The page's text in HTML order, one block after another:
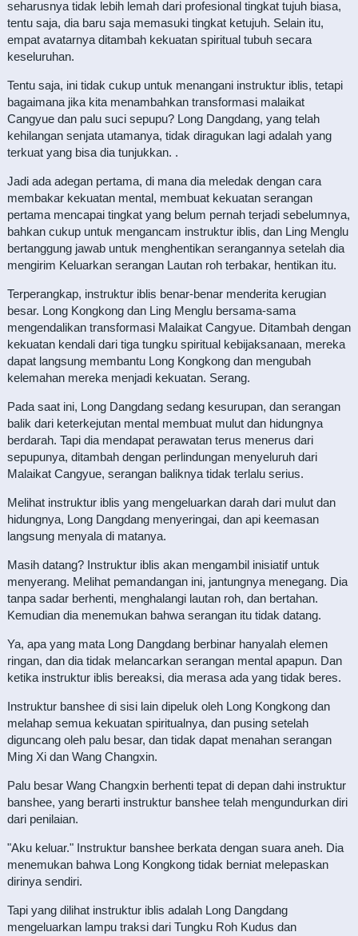
seharusnya tidak lebih lemah dari profesional tingkat tujuh biasa,
tentu saja, dia baru saja memasuki tingkat ketujuh. Selain itu,
empat avatarnya ditambah kekuatan spiritual tubuh secara
keseluruhan.
Tentu saja, ini tidak cukup untuk menangani instruktur iblis, tetapi
bagaimana jika kita menambahkan transformasi malaikat
Cangyue dan palu suci sepupu? Long Dangdang, yang telah
kehilangan senjata utamanya, tidak diragukan lagi adalah yang
terkuat yang bisa dia tunjukkan. .
Jadi ada adegan pertama, di mana dia meledak dengan cara
membakar kekuatan mental, membuat kekuatan serangan
pertama mencapai tingkat yang belum pernah terjadi sebelumnya,
bahkan cukup untuk mengancam instruktur iblis, dan Ling Menglu
bertanggung jawab untuk menghentikan serangannya setelah dia
mengirim Keluarkan serangan Lautan roh terbakar, hentikan itu.
Terperangkap, instruktur iblis benar-benar menderita kerugian
besar. Long Kongkong dan Ling Menglu bersama-sama
mengendalikan transformasi Malaikat Cangyue. Ditambah dengan
kekuatan kendali dari tiga tungku spiritual kebijaksanaan, mereka
dapat langsung membantu Long Kongkong dan mengubah
kelemahan mereka menjadi kekuatan. Serang.
Pada saat ini, Long Dangdang sedang kesurupan, dan serangan
balik dari keterkejutan mental membuat mulut dan hidungnya
berdarah. Tapi dia mendapat perawatan terus menerus dari
sepupunya, ditambah dengan perlindungan menyeluruh dari
Malaikat Cangyue, serangan baliknya tidak terlalu serius.
Melihat instruktur iblis yang mengeluarkan darah dari mulut dan
hidungnya, Long Dangdang menyeringai, dan api keemasan
langsung menyala di matanya.
Masih datang? Instruktur iblis akan mengambil inisiatif untuk
menyerang. Melihat pemandangan ini, jantungnya menegang. Dia
tanpa sadar berhenti, menghalangi lautan roh, dan bertahan.
Kemudian dia menemukan bahwa serangan itu tidak datang.
Ya, apa yang mata Long Dangdang berbinar hanyalah elemen
ringan, dan dia tidak melancarkan serangan mental apapun. Dan
ketika instruktur iblis bereaksi, dia merasa ada yang tidak beres.
Instruktur banshee di sisi lain dipeluk oleh Long Kongkong dan
melahap semua kekuatan spiritualnya, dan pusing setelah
diguncang oleh palu besar, dan tidak dapat menahan serangan
Ming Xi dan Wang Changxin.
Palu besar Wang Changxin berhenti tepat di depan dahi instruktur
banshee, yang berarti instruktur banshee telah mengundurkan diri
dari penilaian.
"Aku keluar." Instruktur banshee berkata dengan suara aneh. Dia
menemukan bahwa Long Kongkong tidak berniat melepaskan
dirinya sendiri.
Tapi yang dilihat instruktur iblis adalah Long Dangdang
mengeluarkan lampu traksi dari Tungku Roh Kudus dan